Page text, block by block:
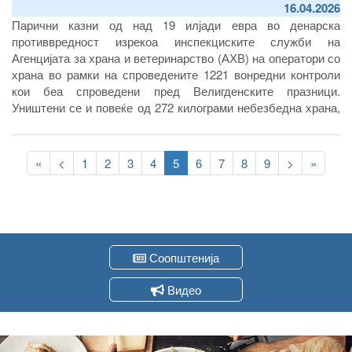
16.04.2026
Парични казни од над 19 илјади евра во денарска
противвредност изрекоа инспекциските служби на
Агенцијата за храна и ветеринарство (АХВ) на оператори со
храна во рамки на спроведените 1221 вонредни контроли
кои беа спроведени пред Велигденските празници.
Уништени се и повеќе од 272 килограми небезбедна храна,
нештетно уништени на депонијата Дрисла беа и повеќе од
40 тони небезбедни јајца по потекло од соседна Србија кои
беше спречено да се прошверцуваат во земјава.
Pagination
First
page
«
Previous
page
< Page
1 Page
2 Page
3 Page
4
Current
page
5 Page
6 Page
7 Page
8 Page
9
Следна
страна
>
Last
page
»
Соопштенија
Видео